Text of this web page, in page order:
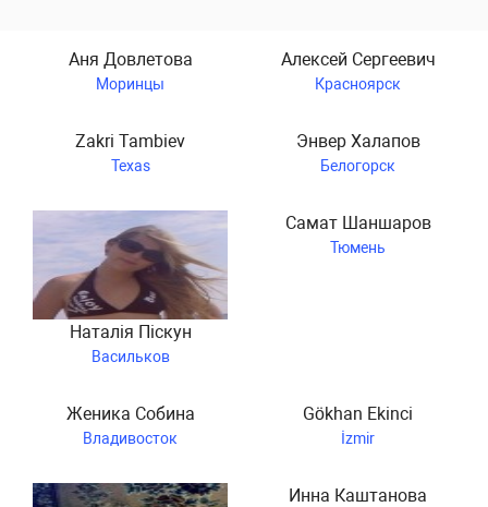
Аня Довлетова
Моринцы
Алексей Сергеевич
Красноярск
Zakri Tambiev
Texas
Энвер Халапов
Белогорск
Наталія Піскун
Васильков
Самат Шаншаров
Тюмень
Женика Собина
Владивосток
Gökhan Ekinci
İzmir
Инна Каштанова